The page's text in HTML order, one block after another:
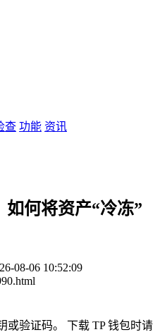
查 功能 资讯
何将资产“冷冻”
08-06 10:52:09
或验证码。 下载 TP 钱包时请